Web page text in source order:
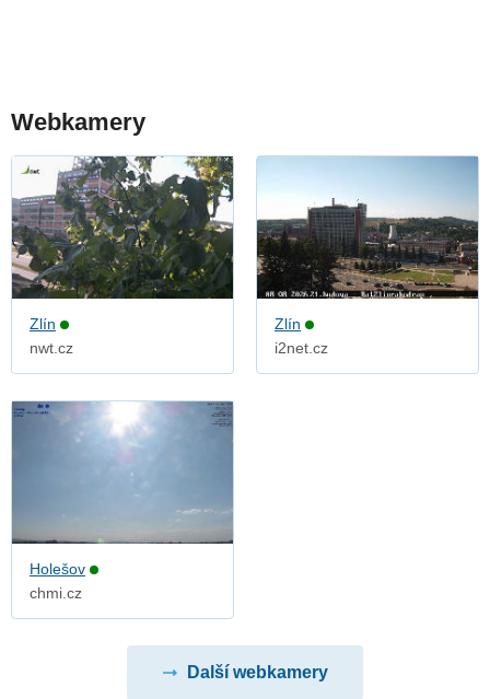
Webkamery
Zlín
nwt.cz
Zlín
i2net.cz
Holešov
chmi.cz
Další webkamery